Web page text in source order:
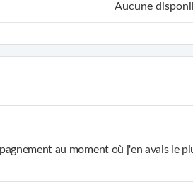
Aucune
au moment où j'en avais le